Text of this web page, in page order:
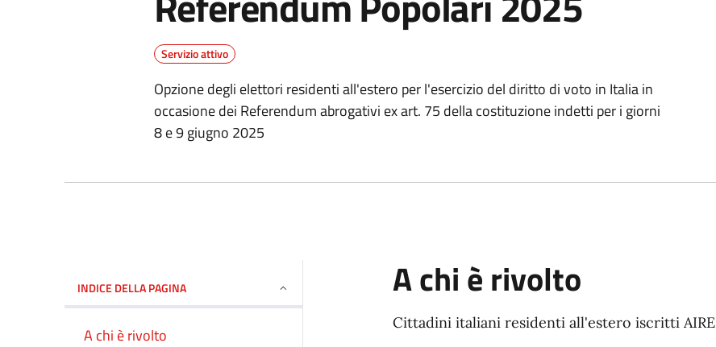
Servizio attivo
Opzione degli elettori residenti all'estero per l'esercizio del diritto di voto in Italia in
occasione dei Referendum abrogativi ex art. 75 della costituzione indetti per i giorni
8 e 9 giugno 2025
INDICE DELLA PAGINA
A chi è rivolto
A chi è rivolto
Cittadini italiani residenti all'estero iscritti AIRE